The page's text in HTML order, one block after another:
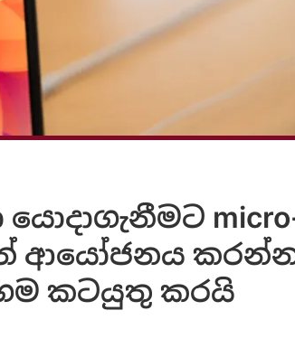
micro-
කරන්නට
කටයුතු කරයි